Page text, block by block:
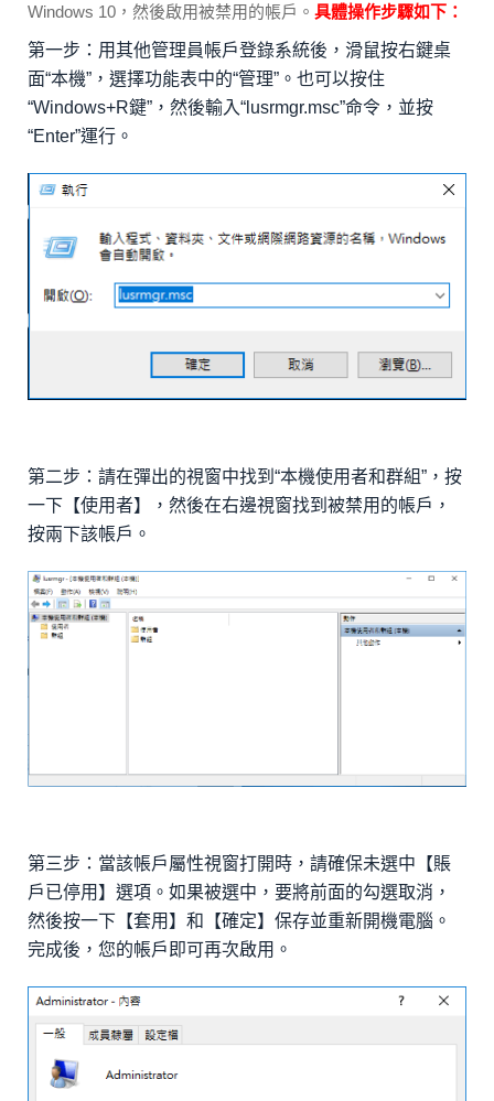
Windows 10，然後啟用被禁用的帳戶。 具體操作步驟如下：
第一步：用其他管理員帳戶登錄系統後，滑鼠按右鍵桌
面“本機”，選擇功能表中的“管理”。也可以按住
“Windows+R鍵”，然後輸入“lusrmgr.msc”命令，並按
“Enter”運行。
第二步：請在彈出的視窗中找到“本機使用者和群組”，按
一下【使用者】，然後在右邊視窗找到被禁用的帳戶，
按兩下該帳戶。
第三步：當該帳戶屬性視窗打開時，請確保未選中【賬
戶已停用】選項。如果被選中，要將前面的勾選取消，
然後按一下【套用】和【確定】保存並重新開機電腦。
完成後，您的帳戶即可再次啟用。